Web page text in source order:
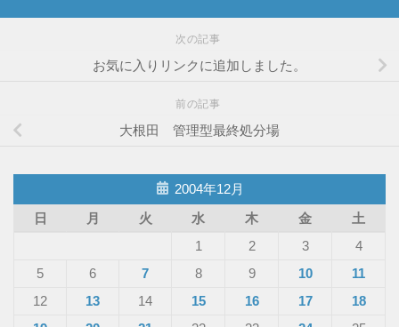
次の記事
お気に入りリンクに追加しました。
前の記事
大根田 管理型最終処分場
2004年12月
日
月 火 水 木 金
土
1
2 3
4
5
6 7 8 9 10
11
12
13 14 15 16 17
18